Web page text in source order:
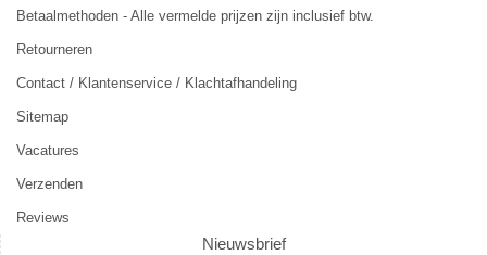
Betaalmethoden - Alle vermelde prijzen zijn inclusief btw.
Retourneren
Contact / Klantenservice / Klachtafhandeling
Sitemap
Vacatures
Verzenden
Reviews
Nieuwsbrief